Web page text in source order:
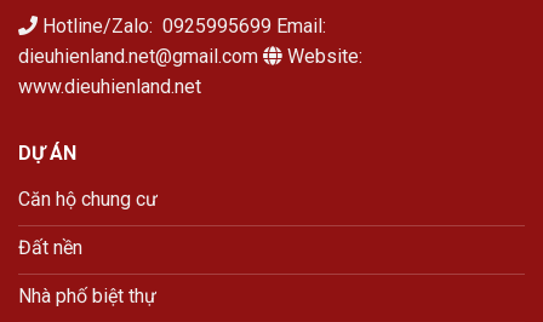
Hotline/Zalo: 0925995699 Email:
dieuhienland.net@gmail.com
Website:
www.dieuhienland.net
DỰ ÁN
Căn hộ chung cư
Đất nền
Nhà phố biệt thự